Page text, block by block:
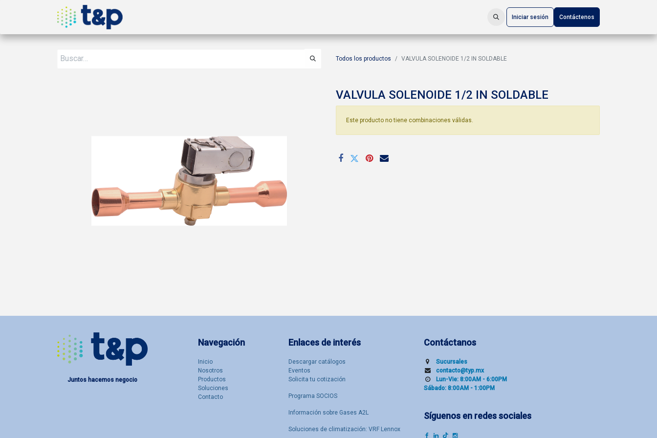
Iniciar sesión Contáctenos
Todos los productos VALVULA SOLENOIDE 1/2 IN SOLDABLE
VALVULA SOLENOIDE 1/2 IN SOLDABLE
Este producto no tiene combinaciones válidas.
Enlaces de interés
Descargar catálogos
Eventos
Solicita tu cotización
Programa SOCIOS
Información sobre Gases A2L
Soluciones de climatización: VRF Lennox
Navegación
Inicio
Nosotro​s
Productos
Soluciones
Contacto
Contáctanos
Sucu​rsal​es
contacto@typ.mx
Lun-Vie: 8:00AM - 6:00PM
Sábado: 8:00AM - 1:00PM
Síguenos en redes sociales
Juntos hacemos negocio